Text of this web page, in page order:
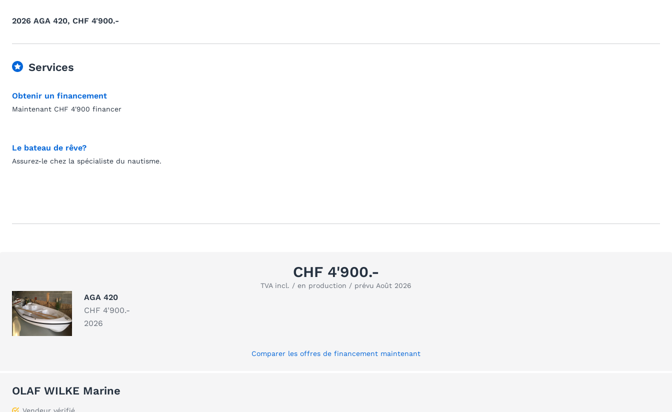
2026 AGA 420, CHF 4'900.-
Services
Obtenir un financement
Maintenant CHF 4'900 financer
Le bateau de rêve?
Assurez-le chez la spécialiste du nautisme.
CHF 4'900.-
TVA incl. / en production / prévu Août 2026
AGA 420
CHF 4'900.-
2026
Comparer les offres de financement maintenant
OLAF WILKE Marine